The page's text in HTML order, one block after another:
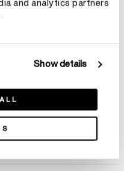
and analytics partners
Show details
賞